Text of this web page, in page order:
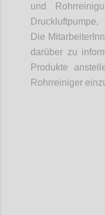
und
Die
darüber zu
Produkte
Rohrreiniger